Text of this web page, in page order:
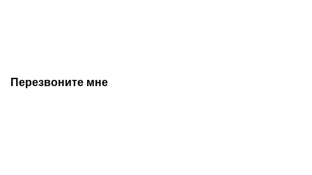
Перезвоните мне